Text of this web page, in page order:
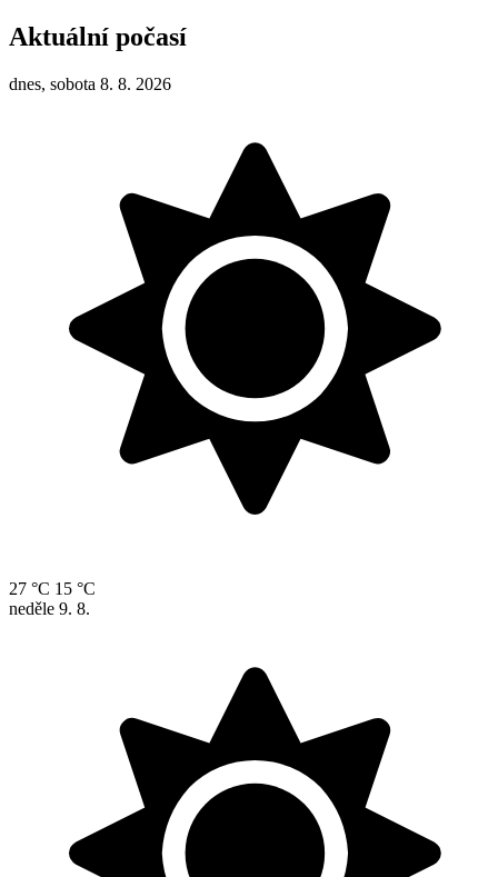
Aktuální počasí
dnes, sobota 8. 8. 2026
27 °C 15 °C
neděle 9. 8.